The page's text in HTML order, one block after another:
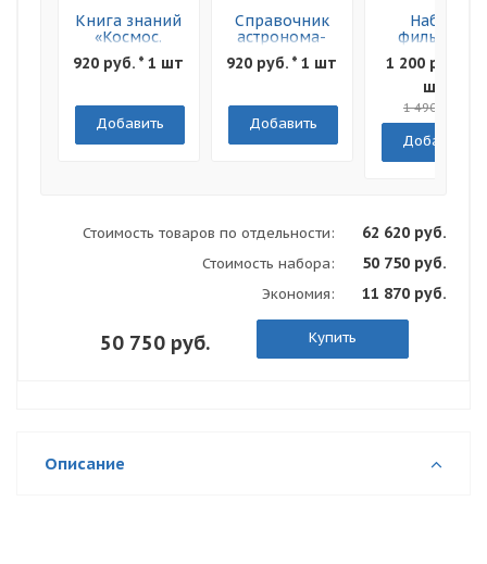
Книга знаний
«Космос.
Непустая
пустота»
обложка
920 руб. * 1 шт
Добавить
Справочник
астронома-
любителя
"Увидеть все!"
920 руб. * 1 шт
Добавить
Набор
фильтров
Levenhuk F2
Луна и Марс
1 200 руб. * 1
шт
1 490 руб.
Добавить
Стоимость товаров по отдельности: 62 620 руб.
Стоимость набора: 50 750 руб.
Экономия: 11 870 руб.
50 750 руб. Купить
Описание